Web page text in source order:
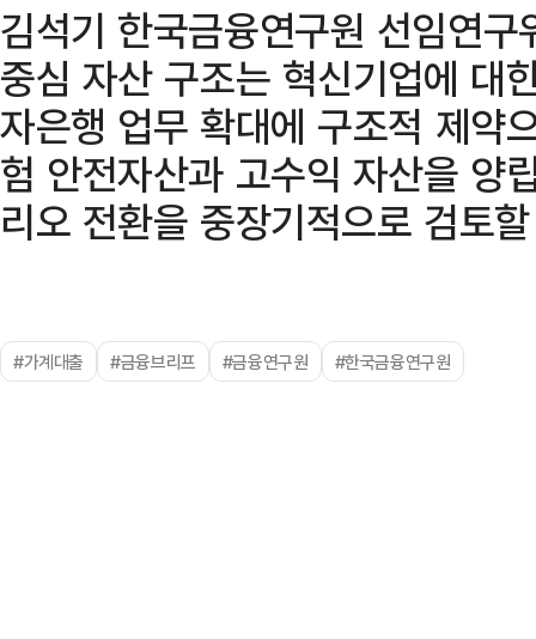
김석기 한국금융연구원 선임연
중심 자산 구조는 혁신기업에 대
자은행 업무 확대에 구조적 제약
험 안전자산과 고수익 자산을 양
리오 전환을 중장기적으로 검토
#가계대출 #금융브리프 #금융연구원 #한국금융연구원